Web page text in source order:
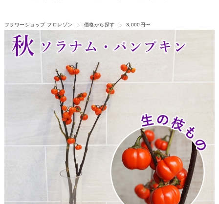
フラワーショップ フロレゾン 価格から探す 3,000円〜